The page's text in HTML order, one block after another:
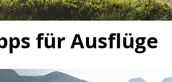
für Ausflüge